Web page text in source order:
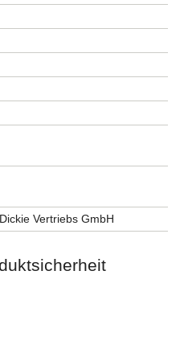
Vertriebs GmbH